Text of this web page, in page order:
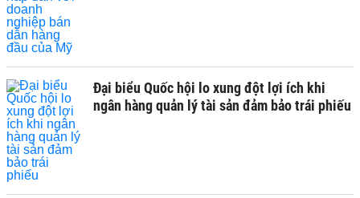
Đại biểu Quốc hội lo xung đột lợi ích khi
ngân hàng quản lý tài sản đảm bảo trái phiếu